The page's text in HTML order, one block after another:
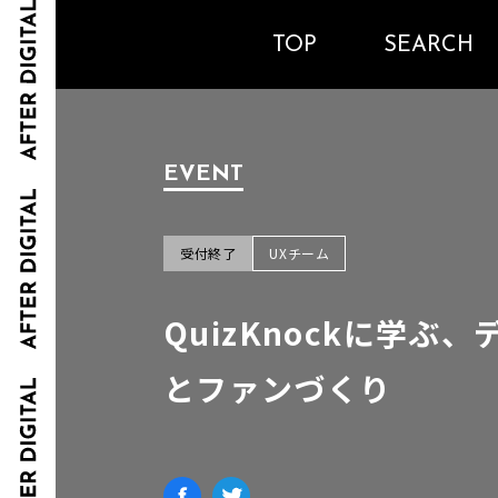
TOP SEARCH
EVENT
受付終了 UXチーム
QuizKnockに学ぶ、
とファンづくり